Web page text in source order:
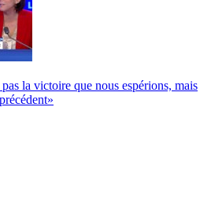
la victoire que nous espérions, mais